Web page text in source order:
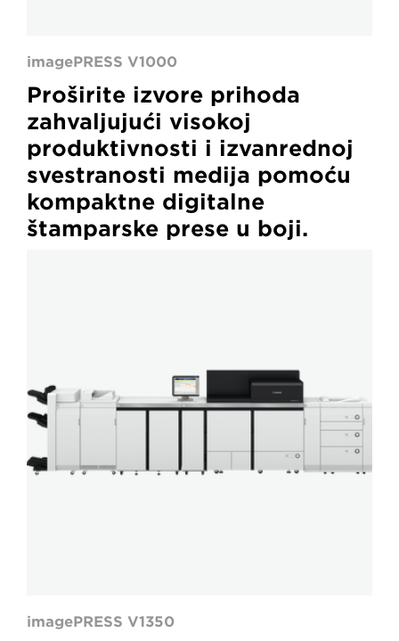
imagePRESS V1000
Proširite izvore prihoda
zahvaljujući visokoj
produktivnosti i izvanrednoj
svestranosti medija pomoću
kompaktne digitalne
štamparske prese u boji.
imagePRESS V1350